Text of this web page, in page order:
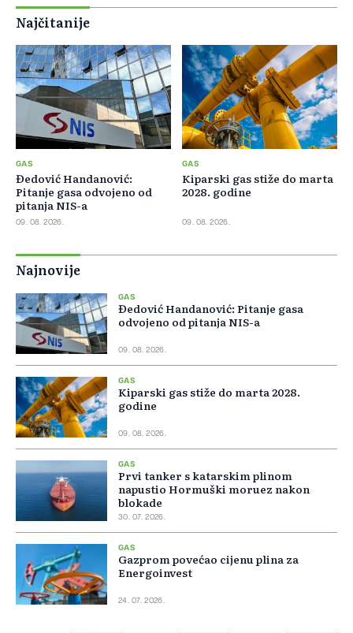
Najčitanije
GAS
Đedović Handanović:
Pitanje gasa odvojeno od
pitanja NIS-a
09. 08. 2026.
GAS
Kiparski gas stiže do marta
2028. godine
09. 08. 2026.
Najnovije
GAS
Đedović Handanović: Pitanje gasa
odvojeno od pitanja NIS-a
09. 08. 2026.
GAS
Kiparski gas stiže do marta 2028.
godine
09. 08. 2026.
GAS
Prvi tanker s katarskim plinom
napustio Hormuški moruez nakon
blokade
30. 07. 2026.
GAS
Gazprom povećao cijenu plina za
Energoinvest
24. 07. 2026.